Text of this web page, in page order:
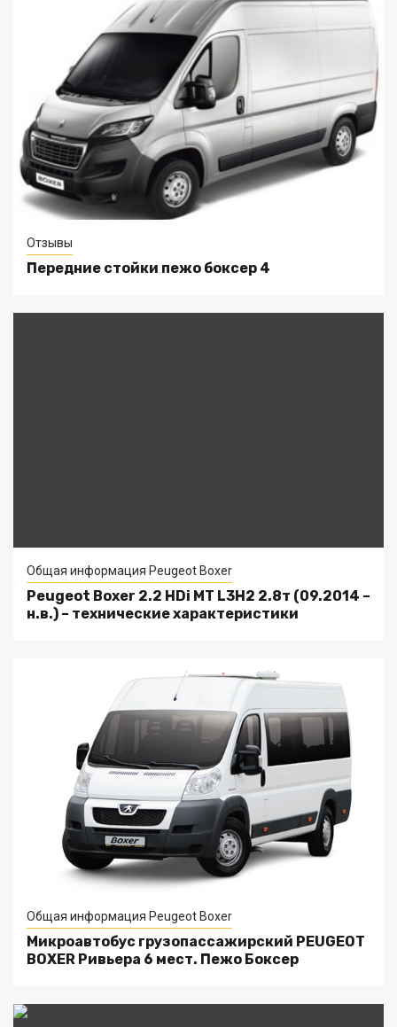
Отзывы
Передние стойки пежо боксер 4
Общая информация Peugeot Boxer
Peugeot Boxer 2.2 HDi MT L3H2 2.8т (09.2014 –
н.в.) – технические характеристики
Общая информация Peugeot Boxer
Микроавтобус грузопассажирский PEUGEOT
BOXER Ривьера 6 мест. Пежо Боксер